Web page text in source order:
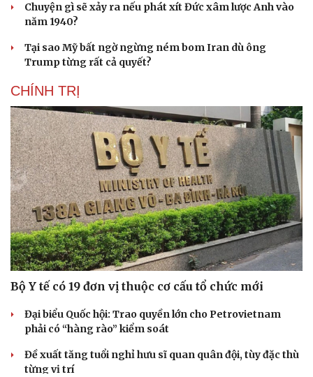
Chuyện gì sẽ xảy ra nếu phát xít Đức xâm lược Anh vào
năm 1940?
Tại sao Mỹ bất ngờ ngừng ném bom Iran dù ông
Trump từng rất cả quyết?
CHÍNH TRỊ
Bộ Y tế có 19 đơn vị thuộc cơ cấu tổ chức mới
Đại biểu Quốc hội: Trao quyền lớn cho Petrovietnam
phải có “hàng rào” kiểm soát
Đề xuất tăng tuổi nghỉ hưu sĩ quan quân đội, tùy đặc thù
từng vị trí